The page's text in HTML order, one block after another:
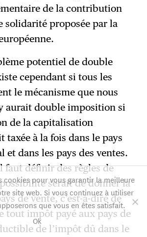
de la contribution
solidarité proposée par la
potentiel de double
cependant si tous les
le mécanisme que nous
aurait double imposition si
de la capitalisation
taxée à la fois dans le pays
et dans les pays des ventes.
faut définir des règles de
serait de donner la
de vente, c’est-à-dire de
tout impôt payé aux pays de
de l’impôt dû dans le
cookies pour vous garantir la meilleure
site web. Si vous continuez à utiliser
que vous en êtes satisfait.
Ok